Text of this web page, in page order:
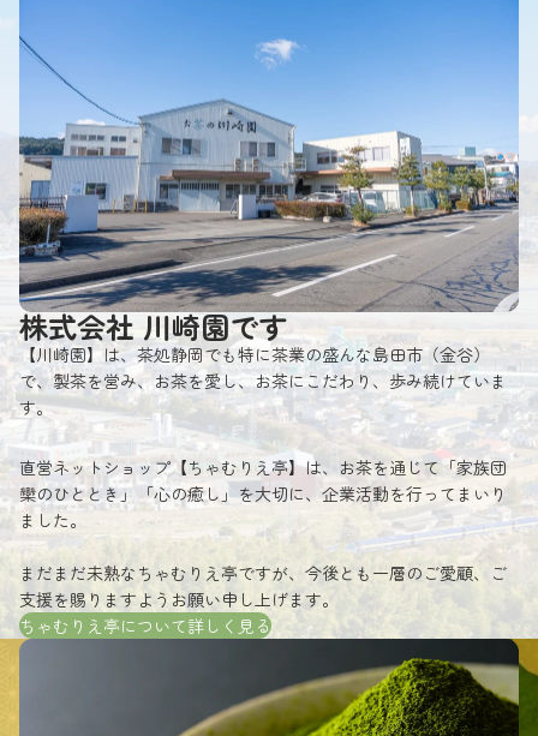
株式会社 川崎園です
【川崎園】は、茶処静岡でも特に茶業の盛んな島田市（金谷）
で、製茶を営み、お茶を愛し、お茶にこだわり、歩み続けていま
す。
直営ネットショップ【ちゃむりえ亭】は、お茶を通じて「家族団
欒のひととき」「心の癒し」を大切に、企業活動を行ってまいり
ました。
まだまだ未熟なちゃむりえ亭ですが、今後とも一層のご愛顧、ご
支援を賜りますようお願い申し上げます。
ちゃむりえ亭について詳しく見る